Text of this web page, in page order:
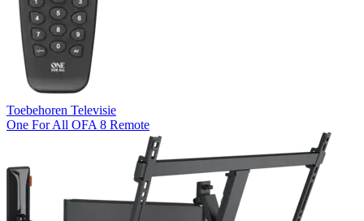
Toebehoren Televisie
One For All OFA 8 Remote